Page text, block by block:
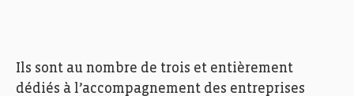
Ils sont au nombre de trois et entièrement
dédiés à l’accompagnement des entreprises